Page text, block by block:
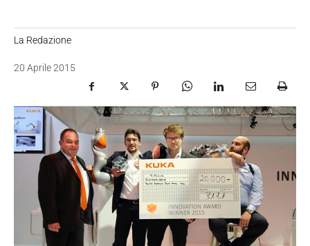
La Redazione
20 Aprile 2015